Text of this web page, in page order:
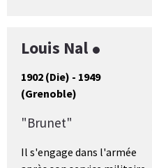
Louis Nal
1902 (Die) - 1949
(Grenoble)
"Brunet"
Il s'engage dans l'armée